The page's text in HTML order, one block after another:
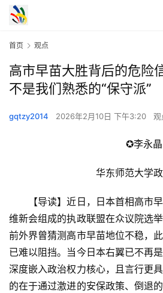
首页 观点
高市早苗大胜背后的危险
不是我们熟悉的“保守派”
gqtzy2014 2026年2月10日 下午3:20 观
✪李永晶
华东师范大学政
【导读】近日，日本首相高市早
维新会组成的执政联盟在众议院选
前外界曾猜测高市早苗地位不稳，
已难以阻挡。当今日本右翼已不再
深度嵌入政治权力核心，且言行更
的在于通过激进的安保政策、倒退